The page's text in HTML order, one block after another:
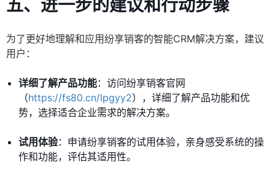
五、进一步的建议和行动步骤
为了更好地理解和应用纷享销客的智能CRM解决方案，建议
用户：
详细了解产品功能：访问纷享销客官网
（https://fs80.cn/lpgyy2），详细了解产品功能和优
势，选择适合企业需求的解决方案。
试用体验：申请纷享销客的试用体验，亲身感受系统的操
作和功能，评估其适用性。